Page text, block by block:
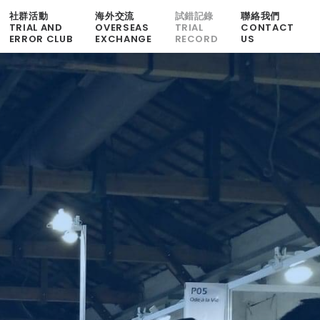
社群活動
TRIAL AND
ERROR CLUB
海外交流
OVERSEAS
EXCHANGE
試錯記錄
TRIAL
RECORD
聯絡我們
CONTACT
US